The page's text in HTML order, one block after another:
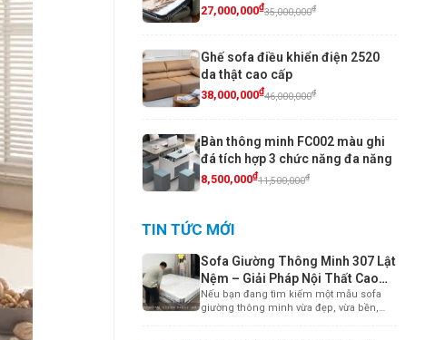
27,000,000₫35,000,000₫
Ghế sofa điều khiển điện 2520
da thật cao cấp
38,000,000₫46,000,000₫
Bàn thông minh FC002 màu ghi
đá tích hợp 3 chức năng đa năng
8,500,000₫11,500,000₫
TIN TỨC MỚI
Sofa Giường Thông Minh 307 Lật
Nệm – Giải Pháp Nội Thất Cao
Cấp Cho Căn Hộ Chung Cư Hiện
Đại
Nếu bạn đang tìm kiếm một mẫu sofa
giường thông minh vừa đẹp, vừa bền,